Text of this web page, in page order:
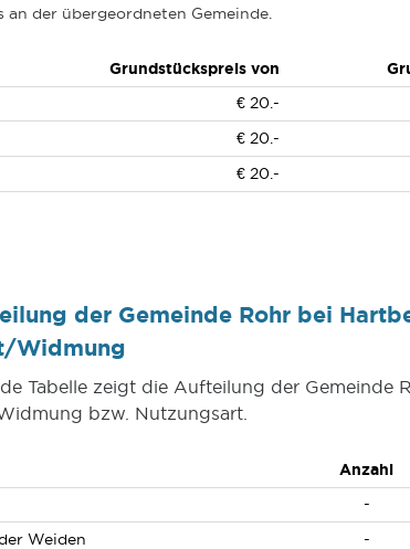
an der übergeordneten Gemeinde.
Grundstückspreis von
€ 20.-
€ 20.-
€ 20.-
der Gemeinde Rohr bei
Widmung
Tabelle zeigt die Aufteilung der Gemeinde
bzw. Nutzungsart.
Anzahl
-
Weiden
-